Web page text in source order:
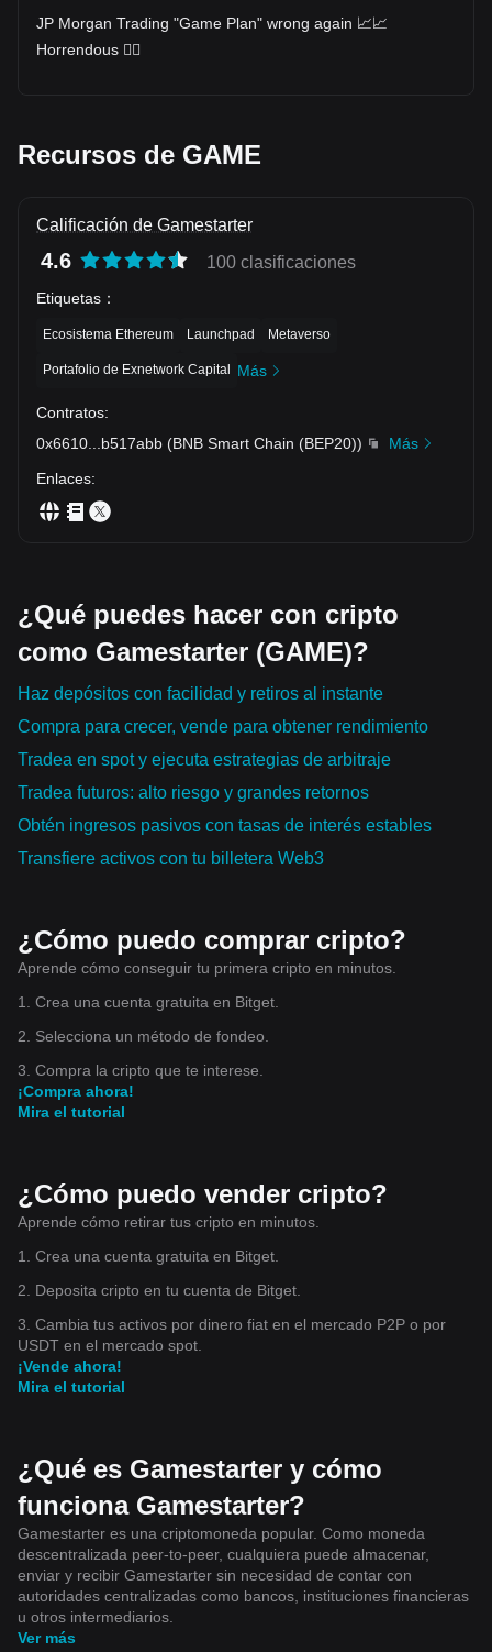
JP Morgan Trading "Game Plan" wrong again 📈📈
Horrendous 🤦‍♂️
Recursos de GAME
Calificación de Gamestarter
4.6 100 clasificaciones
Etiquetas ：
Ecosistema Ethereum Launchpad Metaverso
Portafolio de Exnetwork Capital Más
Contratos:
0x6610
b517abb (BNB Smart Chain (BEP20))
Más
Enlaces:
¿Qué puedes hacer con cripto
como Gamestarter (GAME)?
Haz depósitos con facilidad y retiros al instante
Compra para crecer, vende para obtener rendimiento
Tradea en spot y ejecuta estrategias de arbitraje
Tradea futuros: alto riesgo y grandes retornos
Obtén ingresos pasivos con tasas de interés estables
Transfiere activos con tu billetera Web3
¿Cómo puedo comprar cripto?
Aprende cómo conseguir tu primera cripto en minutos.
1. Crea una cuenta gratuita en Bitget.
2. Selecciona un método de fondeo.
3. Compra la cripto que te interese.
¡Compra ahora!
Mira el tutorial
¿Cómo puedo vender cripto?
Aprende cómo retirar tus cripto en minutos.
1. Crea una cuenta gratuita en Bitget.
2. Deposita cripto en tu cuenta de Bitget.
3. Cambia tus activos por dinero fiat en el mercado P2P o por
USDT en el mercado spot.
¡Vende ahora!
Mira el tutorial
¿Qué es Gamestarter y cómo
funciona Gamestarter?
Gamestarter es una criptomoneda popular. Como moneda
descentralizada peer-to-peer, cualquiera puede almacenar,
enviar y recibir Gamestarter sin necesidad de contar con
autoridades centralizadas como bancos, instituciones financieras
u otros intermediarios.
Ver más